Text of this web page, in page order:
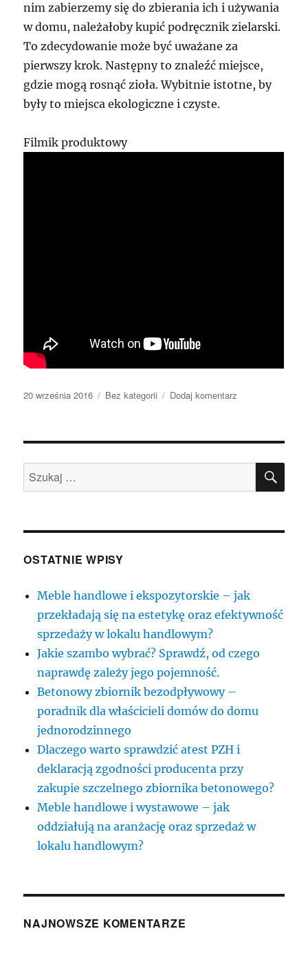
nim zabierzemy się do zbierania ich i używania
w domu, należałoby kupić podręcznik zielarski.
To zdecydowanie może być uważane za
pierwszy krok. Następny to znaleźć miejsce,
gdzie mogą rosnąć zioła. Wybitnie istotne, by
były to miejsca ekologiczne i czyste.
Filmik produktowy
Data
20 września 2016 Kategorie
Bez kategorii Dodaj komentarz
ziół
Szukaj:
OSTATNIE WPISY
Meble handlowe i ekspozytorskie – jak
przekładają się na estetykę oraz efektywność
sprzedaży w lokalu handlowym?
Jakie szambo wybrać? Sprawdź, od czego
naprawdę zależy jego pojemność.
Betonowy zbiornik bezodpływowy –
poradnik dla właścicieli domów do domu
jednorodzinnego
Dlaczego warto sprawdzić atest PZH i
deklaracją zgodności producenta przy
zakupie szczelnego zbiornika betonowego?
Meble handlowe i wystawowe – jak
oddziałują na aranżację oraz sprzedaż w
lokalu handlowym?
NAJNOWSZE KOMENTARZE